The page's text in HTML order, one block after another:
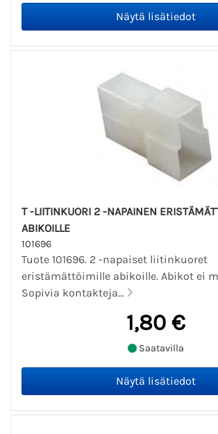
T -LIITINKUORI 2 -NAPAINEN
ABIKOILLE
101696
Tuote 101696. 2 -napaiset liitinkuoret
eristämättöimille abikoille. Abikot ei
Sopivia kontakteja...
1,80 €
Saatavilla